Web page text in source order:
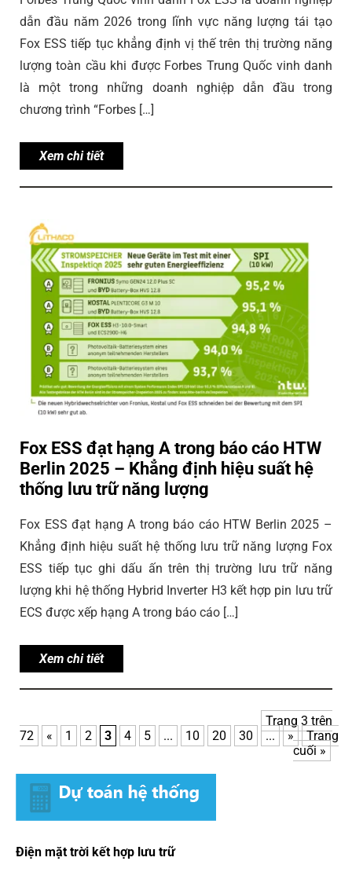
dẫn đầu năm 2026 trong lĩnh vực năng lượng tái tạo
Fox ESS tiếp tục khẳng định vị thế trên thị trường năng
lượng toàn cầu khi được Forbes Trung Quốc vinh danh
là một trong những doanh nghiệp dẫn đầu trong
chương trình “Forbes […]
Xem chi tiết
Fox ESS đạt hạng A trong báo cáo HTW
Berlin 2025 – Khẳng định hiệu suất hệ
thống lưu trữ năng lượng
Fox ESS đạt hạng A trong báo cáo HTW Berlin 2025 –
Khẳng định hiệu suất hệ thống lưu trữ năng lượng Fox
ESS tiếp tục ghi dấu ấn trên thị trường lưu trữ năng
lượng khi hệ thống Hybrid Inverter H3 kết hợp pin lưu trữ
ECS được xếp hạng A trong báo cáo […]
Xem chi tiết
Trang 3 trên
72
« 1 2 3 4 5 ... 10 20 30 ... »
Trang
cuối »
Điện mặt trời kết hợp lưu trữ